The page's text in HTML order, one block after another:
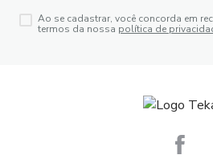
Ao se cadastrar, você concorda em
termos da nossa política de